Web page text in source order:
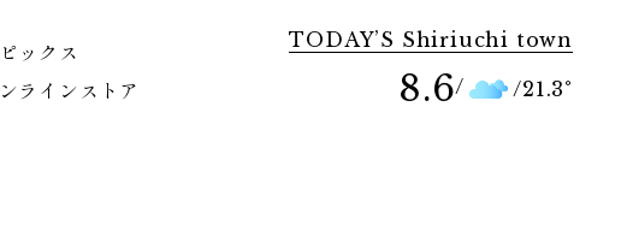
ックス
ラインストア
TODAY’S Shiriuchi town
8.6/ /21.3°